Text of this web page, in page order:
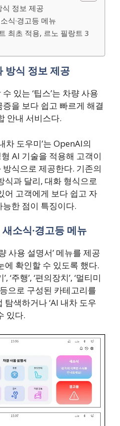
정보 제공
식·경고등 메뉴
최초 적용, 르노 필랑트 3
방식 정보 제공
있는 ‘팁스’는 차량 사용
을 보다 쉽고 빠르게 해결
안내 서비스다.
차 도우미’는 OpenAI의
AI 기술을 적용해 고객이
식으로 제공한다. 기존의
식과 달리, 대화 형식으로
어 고객에게 보다 쉽고 자
한 점이 특징이다.
소식·경고등 메뉴
사용 설명서’ 메뉴를 제공
에 확인할 수 있도록 했다.
‘주행’, ‘편의장치’, ‘멀티미
등으로 구성된 카테고리를
색하거나 ‘AI 내차 도우
있다.